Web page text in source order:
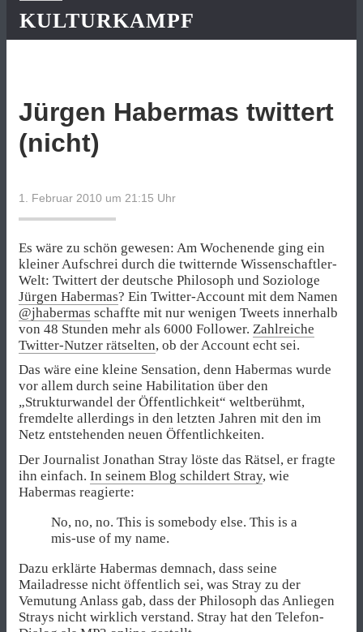
KULTURKAMPF
Jürgen Habermas twittert
(nicht)
1. Februar 2010 um 21:15 Uhr
Es wäre zu schön gewesen: Am Wochenende ging ein
kleiner Aufschrei durch die twitternde Wissenschaftler-
Welt: Twittert der deutsche Philosoph und Soziologe
Jürgen Habermas? Ein Twitter-Account mit dem Namen
@jhabermas schaffte mit nur wenigen Tweets innerhalb
von 48 Stunden mehr als 6000 Follower. Zahlreiche
Twitter-Nutzer rätselten, ob der Account echt sei.
Das wäre eine kleine Sensation, denn Habermas wurde
vor allem durch seine Habilitation über den
„Strukturwandel der Öffentlichkeit“ weltberühmt,
fremdelte allerdings in den letzten Jahren mit den im
Netz entstehenden neuen Öffentlichkeiten.
Der Journalist Jonathan Stray löste das Rätsel, er fragte
ihn einfach. In seinem Blog schildert Stray, wie
Habermas reagierte:
No, no, no. This is somebody else. This is a
mis-use of my name.
Dazu erklärte Habermas demnach, dass seine
Mailadresse nicht öffentlich sei, was Stray zu der
Vemutung Anlass gab, dass der Philosoph das Anliegen
Strays nicht wirklich verstand. Stray hat den Telefon-